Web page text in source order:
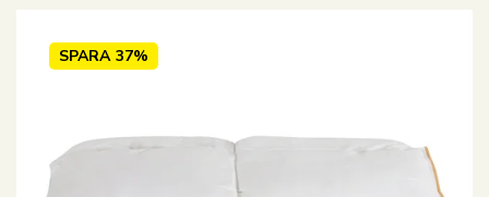
SPARA 37%